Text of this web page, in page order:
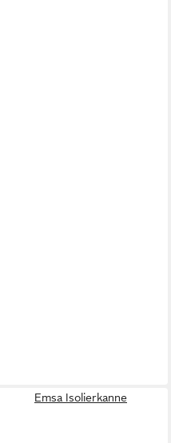
Emsa Isolierkanne